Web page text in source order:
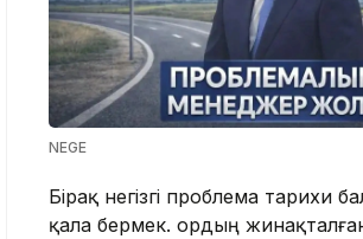
NEGE
Бірақ негізгі проблема тарихи
қала бермек. Қордың